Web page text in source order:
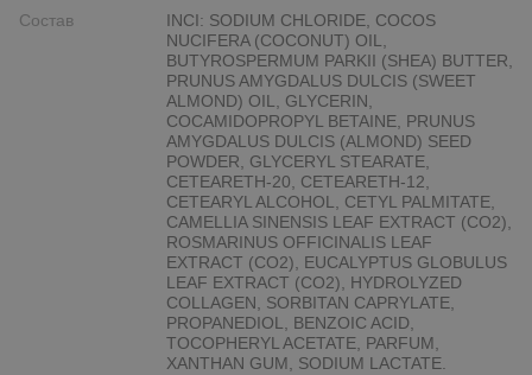
Состав
INCI: SODIUM CHLORIDE, COCOS
NUCIFERA (COCONUT) OIL,
BUTYROSPERMUM PARKII (SHEA) BUTTER,
PRUNUS AMYGDALUS DULCIS (SWEET
ALMOND) OIL, GLYCERIN,
COCAMIDOPROPYL BETAINE, PRUNUS
AMYGDALUS DULCIS (ALMOND) SEED
POWDER, GLYCERYL STEARATE,
CETEARETH-20, CETEARETH-12,
CETEARYL ALCOHOL, CETYL PALMITATE,
CAMELLIA SINENSIS LEAF EXTRACT (CO2),
ROSMARINUS OFFICINALIS LEAF
EXTRACT (CO2), EUCALYPTUS GLOBULUS
LEAF EXTRACT (CO2), HYDROLYZED
COLLAGEN, SORBITAN CAPRYLATE,
PROPANEDIOL, BENZOIC ACID,
TOCOPHERYL ACETATE, PARFUM,
XANTHAN GUM, SODIUM LACTATE.